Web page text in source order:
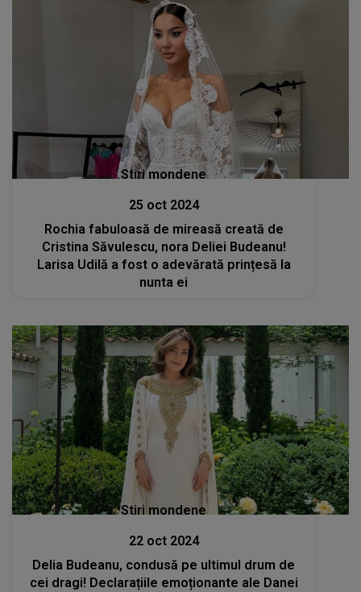
Stiri mondene
25 oct 2024
Rochia fabuloasă de mireasă creată de
Cristina Săvulescu, nora Deliei Budeanu!
Larisa Udilă a fost o adevărată prințesă la
nunta ei
Stiri mondene
22 oct 2024
Delia Budeanu, condusă pe ultimul drum de
cei dragi! Declarațiile emoționante ale Danei